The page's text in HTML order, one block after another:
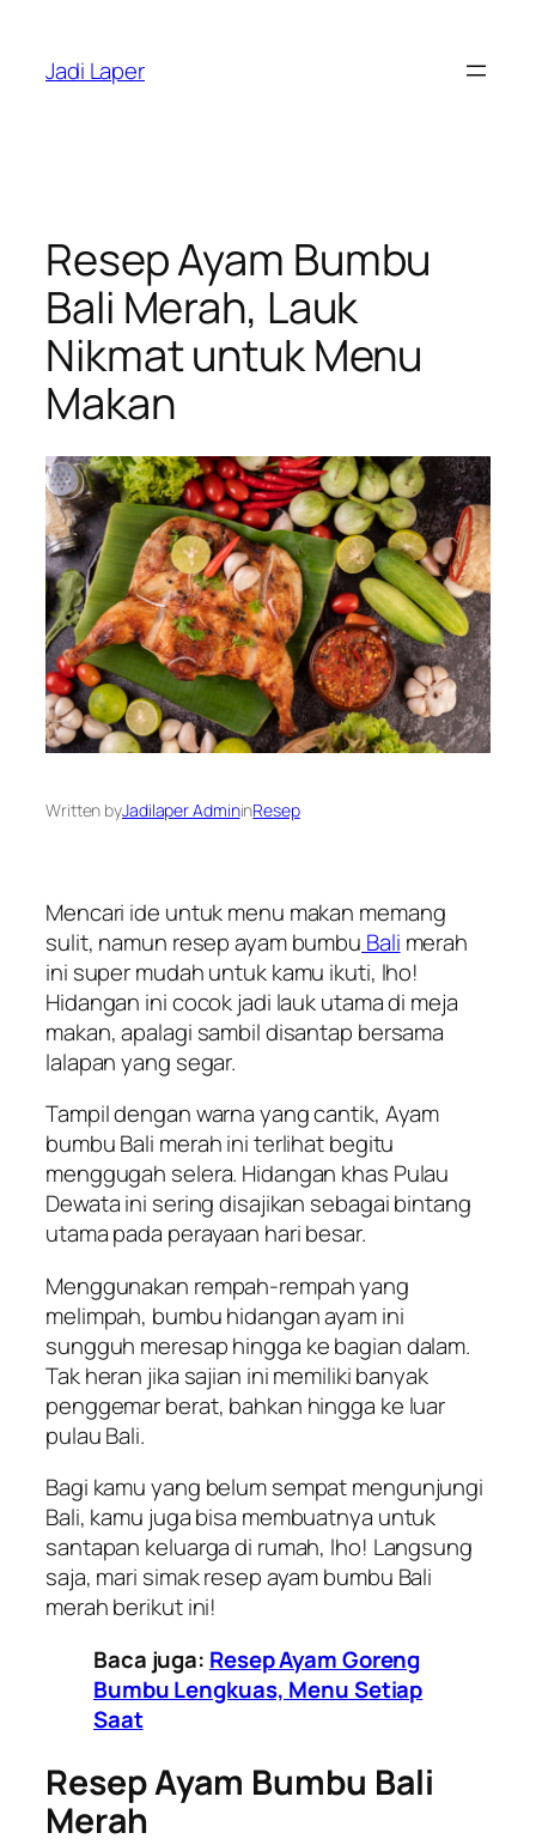
content
Jadi Laper
Resep Ayam Bumbu
Bali Merah, Lauk
Nikmat untuk Menu
Makan
Written byJadilaper AdmininResep
Mencari ide untuk menu makan memang
sulit, namun resep ayam bumbu Bali merah
ini super mudah untuk kamu ikuti, lho!
Hidangan ini cocok jadi lauk utama di meja
makan, apalagi sambil disantap bersama
lalapan yang segar.
Tampil dengan warna yang cantik, Ayam
bumbu Bali merah ini terlihat begitu
menggugah selera. Hidangan khas Pulau
Dewata ini sering disajikan sebagai bintang
utama pada perayaan hari besar.
Menggunakan rempah-rempah yang
melimpah, bumbu hidangan ayam ini
sungguh meresap hingga ke bagian dalam.
Tak heran jika sajian ini memiliki banyak
penggemar berat, bahkan hingga ke luar
pulau Bali.
Bagi kamu yang belum sempat mengunjungi
Bali, kamu juga bisa membuatnya untuk
santapan keluarga di rumah, lho! Langsung
saja, mari simak resep ayam bumbu Bali
merah berikut ini!
Baca juga: Resep Ayam Goreng
Bumbu Lengkuas, Menu Setiap
Saat
Resep Ayam Bumbu Bali
Merah